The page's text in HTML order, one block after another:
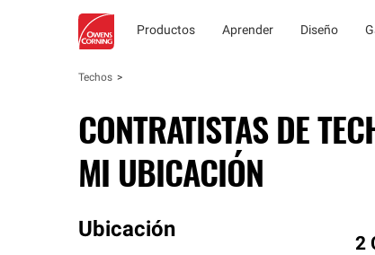
Productos Aprender Diseño
Techos
CONTRATISTAS DE
MI UBICACIÓN
Ubicación
2